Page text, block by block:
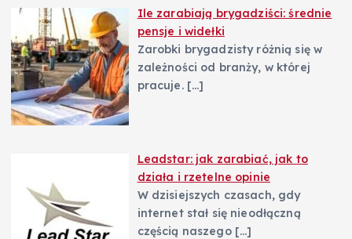
Ile zarabiają brygadziści: średnie
pensje i widełki
Zarobki brygadzisty różnią się w
zależności od branży, w której
pracuje. […]
Leadstar: jak zarabiać, jak to
działa i rzetelne opinie
W dzisiejszych czasach, gdy
internet stał się nieodłączną
częścią naszego […]